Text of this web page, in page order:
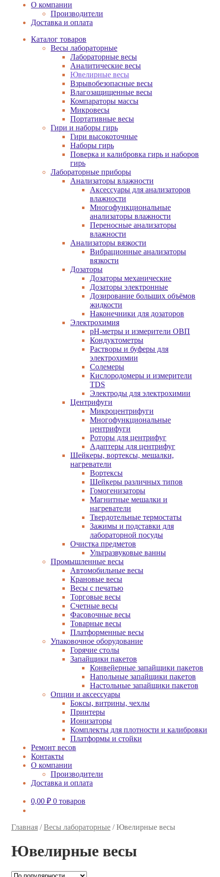
О компании
Производители
Доставка и оплата
Каталог товаров
Весы лабораторные
Лабораторные весы
Аналитические весы
Ювелирные весы
Взрывобезопасные весы
Влагозащищенные весы
Компараторы массы
Микровесы
Портативные весы
Гири и наборы гирь
Гири высокоточные
Наборы гирь
Поверка и калибровка гирь и наборов
гирь
Лабораторные приборы
Анализаторы влажности
Аксессуары для анализаторов
влажности
Многофункциональные
анализаторы влажности
Переносные анализаторы
влажности
Анализаторы вязкости
Вибрационные анализаторы
вязкости
Дозаторы
Дозаторы механические
Дозаторы электронные
Дозирование больших объёмов
жидкости
Наконечники для дозаторов
Электрохимия
pH-метры и измерители ОВП
Кондуктометры
Растворы и буферы для
электрохимии
Солемеры
Кислородомеры и измерители
TDS
Электроды для электрохимии
Центрифуги
Микроцентрифуги
Многофункциональные
центрифуги
Роторы для центрифуг
Адаптеры для центрифуг
Шейкеры, вортексы, мешалки,
нагреватели
Вортексы
Шейкеры различных типов
Гомогенизаторы
Магнитные мешалки и
нагреватели
Твердотельные термостаты
Зажимы и подставки для
лабораторной посуды
Очистка предметов
Ультразвуковые ванны
Промышленные весы
Автомобильные весы
Крановые весы
Весы с печатью
Торговые весы
Счетные весы
Фасовочные весы
Товарные весы
Платформенные весы
Упаковочное оборудование
Горячие столы
Запайщики пакетов
Конвейерные запайщики пакетов
Напольные запайщики пакетов
Настольные запайщики пакетов
Опции и аксессуары
Боксы, витрины, чехлы
Принтеры
Ионизаторы
Комплекты для плотности и калибровки
Платформы и стойки
Ремонт весов
Контакты
О компании
Производители
Доставка и оплата
0,00 ₽ 0 товаров
Главная /Весы лабораторные /Ювелирные весы
Ювелирные весы